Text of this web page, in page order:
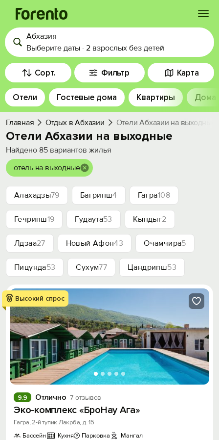
Войти
Избранное
История просмотра
Добавить свой объект
Абхазия
Выберите даты · 2 взрослых без детей
Сорт. Фильтр Карта
Отели Гостевые дома Квартиры Дома
Главная Отдых в Абхазии Отели Абхазии на выходные
Отели Абхазии на выходные
Найдено 85 вариантов жилья
отель на выходные
Алахадзы79 Багрипш4 Гагра108
Гечрипш19 Гудаута53 Кындыг2
Лдзаа27 Новый Афон43 Очамчира5
Пицунда53 Сухум77 Цандрипш53
Высокий спрос
Отлично 7 отзывов
9.9
Эко-комплекс «БроНау Ага»
Гагра, 2-й тупик Лакрба, д. 15
Бассейн
Кухня Парковка Мангал